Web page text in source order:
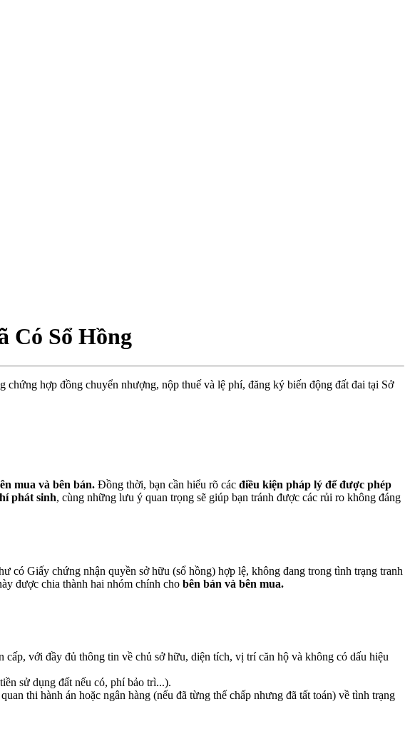
Có Sổ Hồng
hợp đồng chuyển nhượng, nộp thuế và lệ phí, đăng ký biến động đất đai tại Sở
mua và bên bán. Đồng thời, bạn cần hiểu rõ các điều kiện pháp lý để được phép
phát sinh, cùng những lưu ý quan trọng sẽ giúp bạn tránh được các rủi ro không đáng
có Giấy chứng nhận quyền sở hữu (sổ hồng) hợp lệ, không đang trong tình trạng tranh
được chia thành hai nhóm chính cho bên bán và bên mua.
cấp, với đầy đủ thông tin về chủ sở hữu, diện tích, vị trí căn hộ và không có dấu hiệu
sử dụng đất nếu có, phí bảo trì...).
thi hành án hoặc ngân hàng (nếu đã từng thế chấp nhưng đã tất toán) về tình trạng